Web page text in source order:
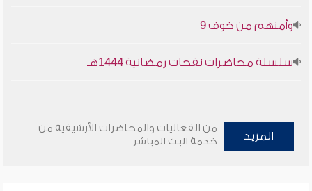
وأمنهم من خوف 9
سلسلة محاضرات نفحات رمضانية 1444هـ
المزيد
من الفعاليات والمحاضرات الأرشيفية من
خدمة البث المباشر